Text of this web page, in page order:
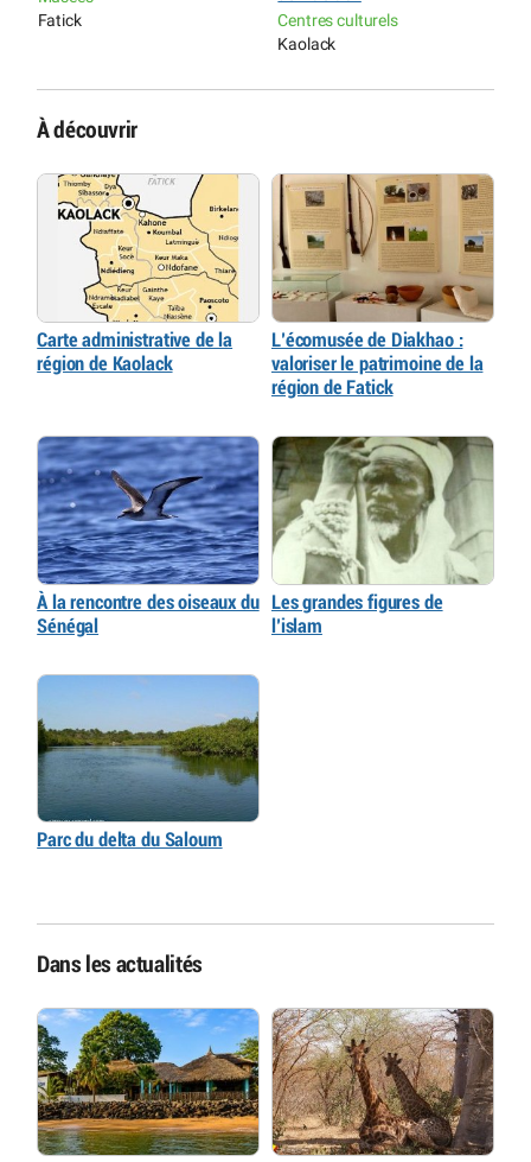
Fatick
Centres culturels
Kaolack
À découvrir
Carte administrative de la
région de Kaolack
L’écomusée de Diakhao :
valoriser le patrimoine de la
région de Fatick
À la rencontre des oiseaux du
Sénégal
Les grandes figures de
l’islam
Parc du delta du Saloum
Dans les actualités